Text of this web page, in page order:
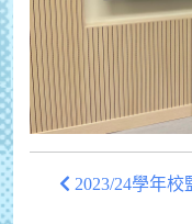
2023/24學年